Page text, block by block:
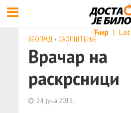
Ћир | Lat
БЕОГРАД • САОПШТЕЊE
Врачар на
раскрсници
24. јуна 2016.